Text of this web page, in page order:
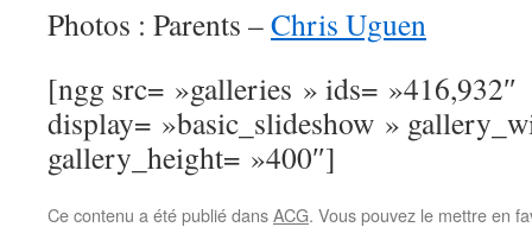
Photos : Parents –Chris Uguen
[ngg src= »galleries » ids= »416,932″
display= »basic_slideshow »
gallery_height= »400″]
Ce contenu a été publié dansACG. Vous pouvez le mettre en